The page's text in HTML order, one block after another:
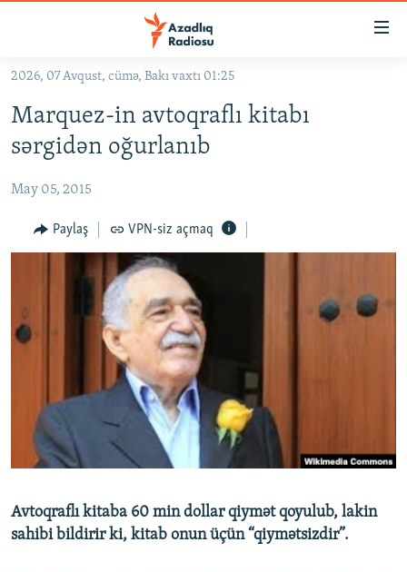
Əsas
qayıt
Əsas
naviqasiyaya
qayıt
#İZAHLA
KORRUPSIOMETR
#ƏSLINDƏ
FƏRQƏ BAX
QANUNI DOĞRU
MULTIMEDIA
FOTOQALEREYA
İNFOQRAFIKA
KARIKATURA
AZƏRBAYCAN ƏDƏBIYYATI KITABXANASI
İSLAM VƏ DEMOKRATIYA
HAQQIMIZDA
MISSIYAMIZ
PEŞƏ ETIKASI VƏ JURNALISTIKA STANDARTLARIMIZ
AZADLIQRADIOSU MOBIL TELEFONUNUZDA
BIZI IZLƏ
RFE/RL-in bütün saytları
2026, 07 Avqust, cümə, Bakı vaxtı 01:25
Marquez-in avtoqraflı kitabı
sərgidən oğurlanıb
May 05, 2015
Paylaş VPN-siz açmaq
Avtoqraflı kitaba 60 min dollar qiymət qoyulub, lakin
sahibi bildirir ki, kitab onun üçün “qiymətsizdir”.